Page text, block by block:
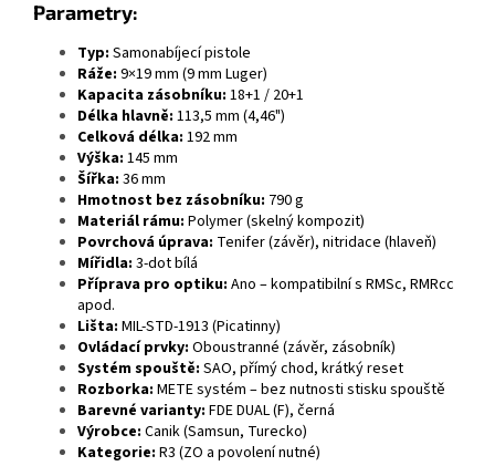
Parametry:
Typ: Samonabíjecí pistole
Ráže: 9×19 mm (9 mm Luger)
Kapacita zásobníku: 18+1 / 20+1
Délka hlavně: 113,5 mm (4,46")
Celková délka: 192 mm
Výška: 145 mm
Šířka: 36 mm
Hmotnost bez zásobníku: 790 g
Materiál rámu: Polymer (skelný kompozit)
Povrchová úprava: Tenifer (závěr), nitridace (hlaveň)
Mířidla: 3-dot bílá
Příprava pro optiku: Ano – kompatibilní s RMSc, RMRcc
apod.
Lišta: MIL-STD-1913 (Picatinny)
Ovládací prvky: Oboustranné (závěr, zásobník)
Systém spouště: SAO, přímý chod, krátký reset
Rozborka: METE systém – bez nutnosti stisku spouště
Barevné varianty: FDE DUAL (F), černá
Výrobce: Canik (Samsun, Turecko)
Kategorie: R3 (ZO a povolení nutné)